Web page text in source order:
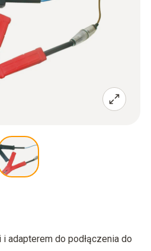
adapterem do podłączenia do